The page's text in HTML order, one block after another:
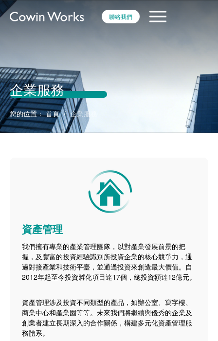
聯絡我們
企業服務
您的位置： 首頁 / 企業服務
資產管理
我們擁有專業的產業管理團隊，以對產業發展前景的把
握，及豐富的投資經驗識別所投資企業的核心競爭力，通
過對接產業和技術平臺，並通過投資來創造最大價值。自
2012年起至今投資孵化項目達17個，總投資額達12億元。
資產管理涉及投資不同類型的產品，如辦公室、寫字樓、
商業中心和產業園等等。未來我們將繼續與優秀的企業及
創業者建立長期深入的合作關係，構建多元化資產管理服
務體系。